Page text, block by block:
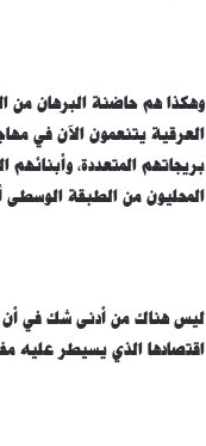
وهكذا هم حاضنة البرهان من
العرقية يتنعمون الآن في
بريجاتهم المتعددة،
المحليون من الطبقة الوسطى
ليس هناك من أدنى شك في أن
اقتصادها الذي يسيطر عليه